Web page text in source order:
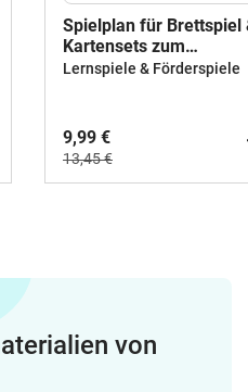
Spielplan für Brettspiel
Kartensets zum
Zehnereinmaleins/
Lernspiele & Förderspiele
9,99 €
13,45 €
von